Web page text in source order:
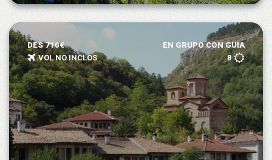
DES 710€
EN GRUPO CON GUIA
VOL NO INCLÒS
8